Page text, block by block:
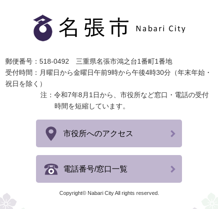
郵便番号：518-0492 三重県名張市鴻之台1番町1番地
受付時間：月曜日から金曜日午前9時から午後4時30分（年末年始・
祝日を除く）
注：令和7年8月1日から、市役所など窓口・電話の受付
時間を短縮しています。
市役所へのアクセス
電話番号/窓口一覧
Copyright© Nabari City All rights reserved.